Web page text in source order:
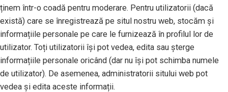
ținem într-o coadă pentru moderare. Pentru utilizatorii (dacă
există) care se înregistrează pe situl nostru web, stocăm și
informațiile personale pe care le furnizează în profilul lor de
utilizator. Toți utilizatorii își pot vedea, edita sau șterge
informațiile personale oricând (dar nu își pot schimba numele
de utilizator). De asemenea, administratorii sitului web pot
vedea și edita aceste informații.